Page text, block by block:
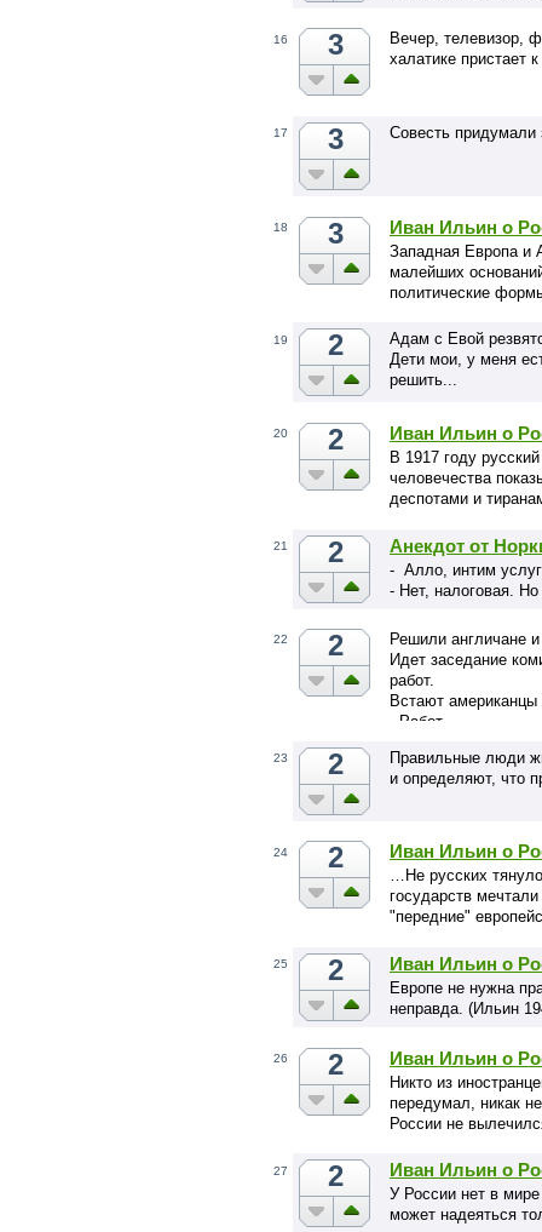
16 3
Вечер, телевизор,
халатике
17 3 Совесть
18 3 Иван Ильин о
Западная Европа и
малейших
политические
19 2
Адам с Евой
Дети мои, у меня
решить...
20 2 Иван Ильин о
В 1917 году
человечества
деспотами и
21 2 Анекдот от
- Алло, интим
- Нет, налоговая.
22 2
Решили англичане
Идет заседание
работ.
Встают американцы
- Работ…
23 2
Правильные люди
и определяют, что
24 2 Иван Ильин о
…Не русских
государств
"передние"
25 2 Иван Ильин о
Европе не нужна
неправда. (Ильин
26 2 Иван Ильин о
Никто из
передумал, никак
России не
27 2 Иван Ильин о
У России нет в
может надеяться